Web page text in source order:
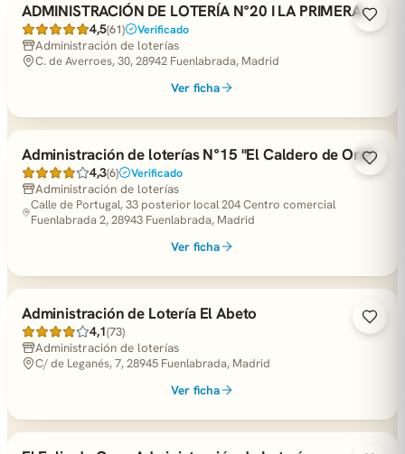
ADMINISTRACIÓN DE LOTERÍA N°20 I LA PRIMERA
4,5(61) Verificado
Administración de loterías
C. de Averroes, 30, 28942 Fuenlabrada, Madrid
Ver ficha
Administración de loterías N°15 "El Caldero de Oro"
4,3(6) Verificado
Administración de loterías
Calle de Portugal, 33 posterior local 204 Centro comercial
Fuenlabrada 2, 28943 Fuenlabrada, Madrid
Ver ficha
Administración de Lotería El Abeto
4,1(73)
Administración de loterías
C/ de Leganés, 7, 28945 Fuenlabrada, Madrid
Ver ficha